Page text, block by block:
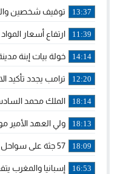
13:37 توقيف شخصين
11:39 ارتفاع أسعار
14:14 خولة بيات إبنة
12:20 ترامب يجدد تأكيد
18:14 الملك محمد
18:13 ولي العهد الأمير
18:09 57 جثة على سواحل سبتة المحتلة .. وآلاف المقتحمين يعودون إلى المغرب
16:53 إسبانيا والمغرب